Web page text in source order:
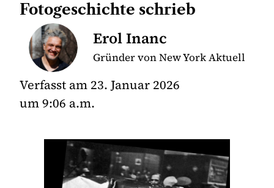
Fotogeschichte schrieb
Erol Inanc
Gründer von New York Aktuell
Verfasst am 23. Januar 2026
um9:06 a.m.